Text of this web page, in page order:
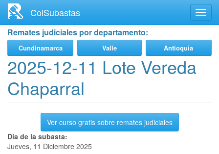
contenido
principal
ColSubastas
Remates judiciales por departamento:
Cundinamarca Valle Antioquia
2025-12-11 Lote Vereda
Chaparral
Ver curso gratis sobre remates judiciales
Día de la subasta:
Jueves, 11 Diciembre 2025